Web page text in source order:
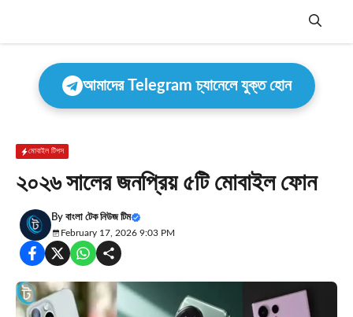
Menu
আমাদের Telegram চ্যানেলে যুক্ত হোন
মোবাইল টিপস
২০২৬ সালের জনপ্রিয় ৫টি মোবাইল ফোন
By বাংলা টেক নিউজ টিম
February 17, 2026 9:03 PM